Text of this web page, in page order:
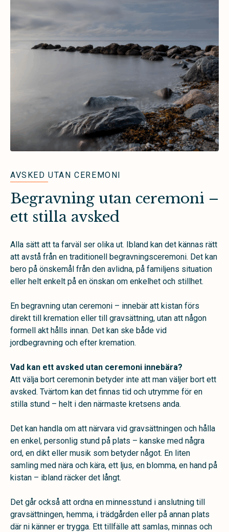
AVSKED UTAN CEREMONI
Begravning utan ceremoni –
ett stilla avsked
Alla sätt att ta farväl ser olika ut. Ibland kan det kännas rätt
att avstå från en traditionell begravningsceremoni. Det kan
bero på önskemål från den avlidna, på familjens situation
eller helt enkelt på en önskan om enkelhet och stillhet.
En begravning utan ceremoni – innebär att kistan förs
direkt till kremation eller till gravsättning, utan att någon
formell akt hålls innan. Det kan ske både vid
jordbegravning och efter kremation.
Vad kan ett avsked utan ceremoni innebära?
Att välja bort ceremonin betyder inte att man väljer bort ett
avsked. Tvärtom kan det finnas tid och utrymme för en
stilla stund – helt i den närmaste kretsens anda.
Det kan handla om att närvara vid gravsättningen och hålla
en enkel, personlig stund på plats – kanske med några
ord, en dikt eller musik som betyder något. En liten
samling med nära och kära, ett ljus, en blomma, en hand på
kistan – ibland räcker det långt.
Det går också att ordna en minnesstund i anslutning till
gravsättningen, hemma, i trädgården eller på annan plats
där ni känner er trygga. Ett tillfälle att samlas, minnas och